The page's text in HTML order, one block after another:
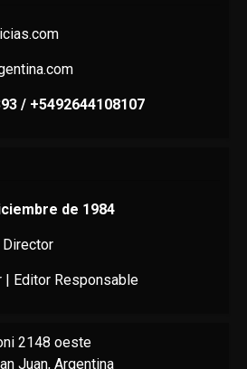
/ +5492644108107
de 1984
Director
| Editor Responsable
2148 oeste
Juan, Argentina